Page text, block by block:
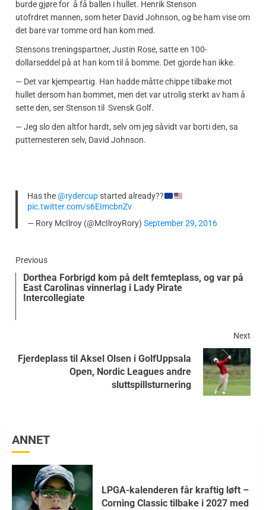
burde gjøre for å få ballen i hullet. Henrik Stenson
utofrdret mannen, som heter David Johnson, og be ham vise om
det bare var tomme ord han kom med.
Stensons treningspartner, Justin Rose, satte en 100-
dollarseddel på at han kom til å bomme. Det gjorde han ikke.
— Det var kjempeartig. Han hadde måtte chippe tilbake mot
hullet dersom han bommet, men det var utrolig sterkt av ham å
sette den, ser Stenson til Svensk Golf.
— Jeg slo den altfor hardt, selv om jeg såvidt var borti den, sa
puttemesteren selv, David Johnson.
Has the@rydercupstarted already??
pic.twitter.com/s6EImcbnZv
— Rory McIlroy (@McIlroyRory) September 29, 2016
Previous
Dorthea Forbrigd kom på delt femteplass, og var på
East Carolinas vinnerlag i Lady Pirate
Intercollegiate
Next
Fjerdeplass til Aksel Olsen i GolfUppsala
Open, Nordic Leagues andre
sluttspillsturnering
ANNET
LPGA-kalenderen får kraftig løft –
Corning Classic tilbake i 2027 med